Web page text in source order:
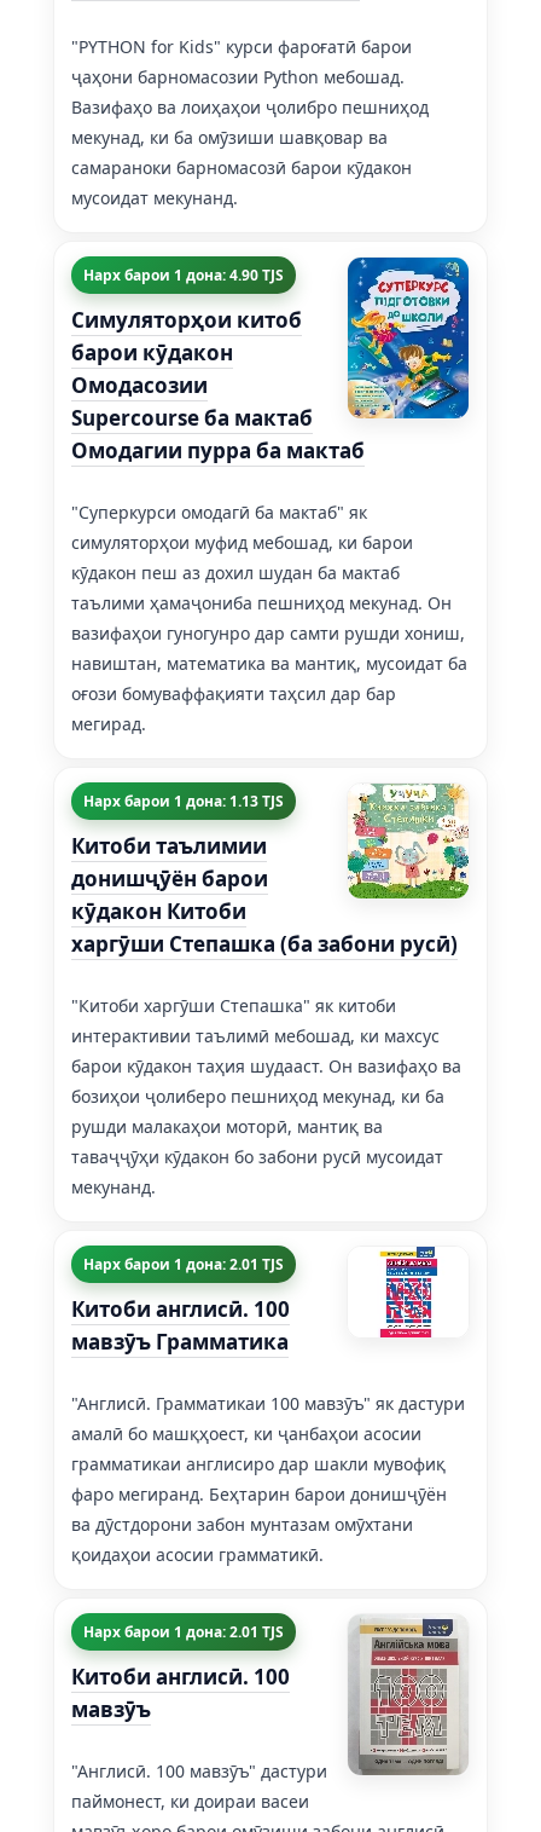
"PYTHON for Kids" курси фароғатӣ барои
ҷаҳони барномасозии Python мебошад.
Вазифаҳо ва лоиҳаҳои ҷолибро пешниҳод
мекунад, ки ба омӯзиши шавқовар ва
самараноки барномасозӣ барои кӯдакон
мусоидат мекунанд.
Нарх барои 1 дона: 4.90 TJS
Симуляторҳои китоб
барои кӯдакон
Омодасозии
Supercourse ба мактаб
Омодагии пурра ба мактаб
"Суперкурси омодагӣ ба мактаб" як
симуляторҳои муфид мебошад, ки барои
кӯдакон пеш аз дохил шудан ба мактаб
таълими ҳамаҷониба пешниҳод мекунад. Он
вазифаҳои гуногунро дар самти рушди хониш,
навиштан, математика ва мантиқ, мусоидат ба
оғози бомуваффақияти таҳсил дар бар
мегирад.
Нарх барои 1 дона: 1.13 TJS
Китоби таълимии
донишҷӯён барои
кӯдакон Китоби
харгӯши Степашка (ба забони русӣ)
"Китоби харгӯши Степашка" як китоби
интерактивии таълимӣ мебошад, ки махсус
барои кӯдакон таҳия шудааст. Он вазифаҳо ва
бозиҳои ҷолиберо пешниҳод мекунад, ки ба
рушди малакаҳои моторӣ, мантиқ ва
таваҷҷӯҳи кӯдакон бо забони русӣ мусоидат
мекунанд.
Нарх барои 1 дона: 2.01 TJS
Китоби англисӣ. 100
мавзӯъ Грамматика
"Англисӣ. Грамматикаи 100 мавзӯъ" як дастури
амалӣ бо машқҳоест, ки ҷанбаҳои асосии
грамматикаи англисиро дар шакли мувофиқ
фаро мегиранд. Беҳтарин барои донишҷӯён
ва дӯстдорони забон мунтазам омӯхтани
қоидаҳои асосии грамматикӣ.
Нарх барои 1 дона: 2.01 TJS
Китоби англисӣ. 100
мавзӯъ
"Англисӣ. 100 мавзӯъ" дастури
паймонест, ки доираи васеи